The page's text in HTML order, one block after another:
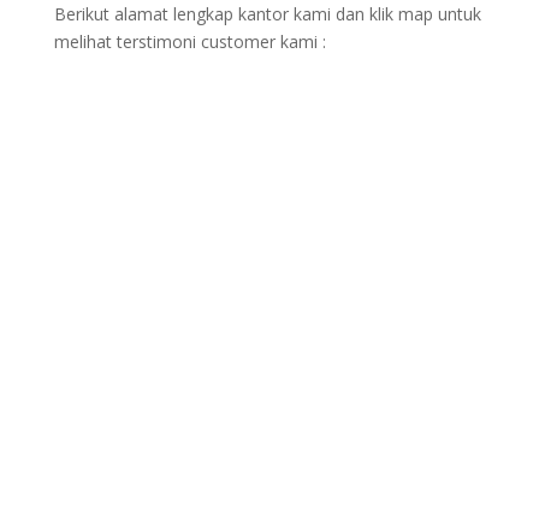
Berikut alamat lengkap kantor kami dan klik map untuk
melihat terstimoni customer kami :